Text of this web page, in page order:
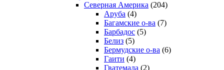
Северная Америка (204)
Аруба (4)
Багамские о-ва (7)
Барбадос (5)
Белиз (5)
Бермудские о-ва (6)
Гаити (4)
Гватемала (2)